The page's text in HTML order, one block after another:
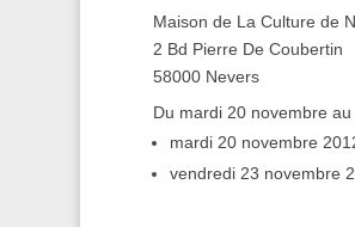
Maison de La Culture de
2 Bd Pierre De Coubertin
58000 Nevers
Du mardi 20 novembre
mardi 20 novembre
vendredi 23 novembre